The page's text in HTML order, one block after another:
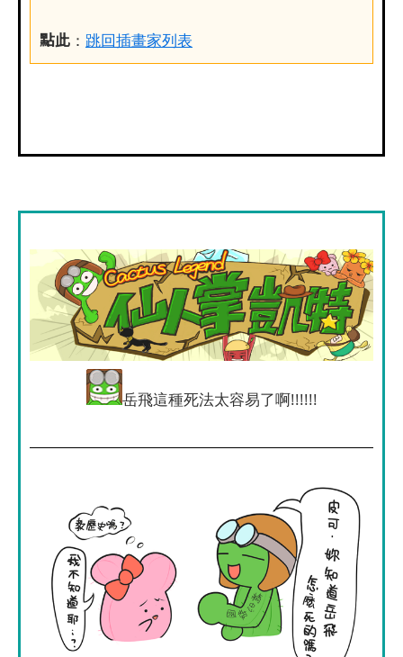
點此 ： 跳回插畫家列表
岳飛這種死法太容易了啊!!!!!!